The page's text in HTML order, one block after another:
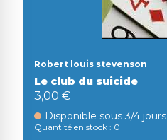
Robert louis stevenson
Le club du suicide
3,00 €
Disponible sous 3/4 jours
Quantité en stock : 0